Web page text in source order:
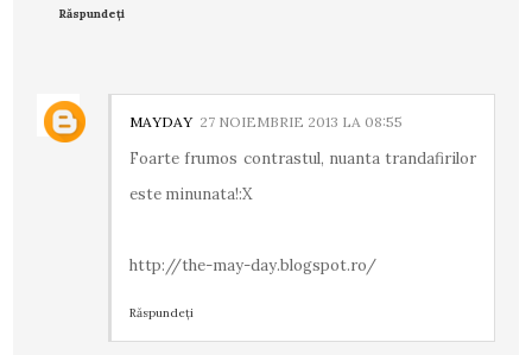
Răspundeți
MAYDAY 27 NOIEMBRIE 2013 LA 08:55
Foarte frumos contrastul, nuanta trandafirilor
este minunata!:X
http://the-may-day.blogspot.ro/
Răspundeți